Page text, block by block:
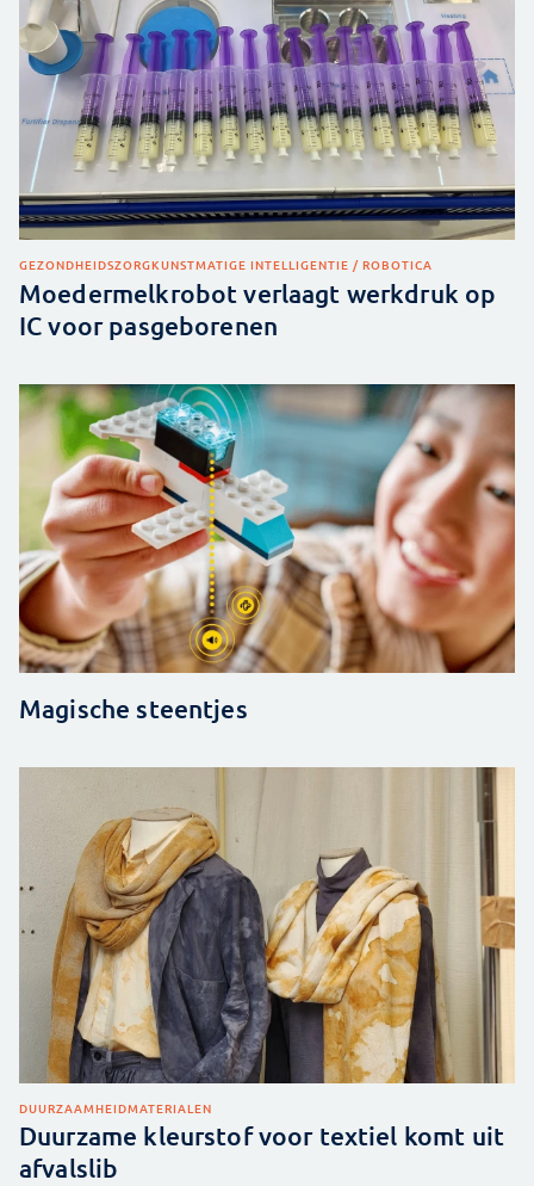
GEZONDHEIDSZORGKUNSTMATIGE INTELLIGENTIE / ROBOTICA
Moedermelkrobot verlaagt werkdruk op
IC voor pasgeborenen
Magische steentjes
DUURZAAMHEIDMATERIALEN
Duurzame kleurstof voor textiel komt uit
afvalslib